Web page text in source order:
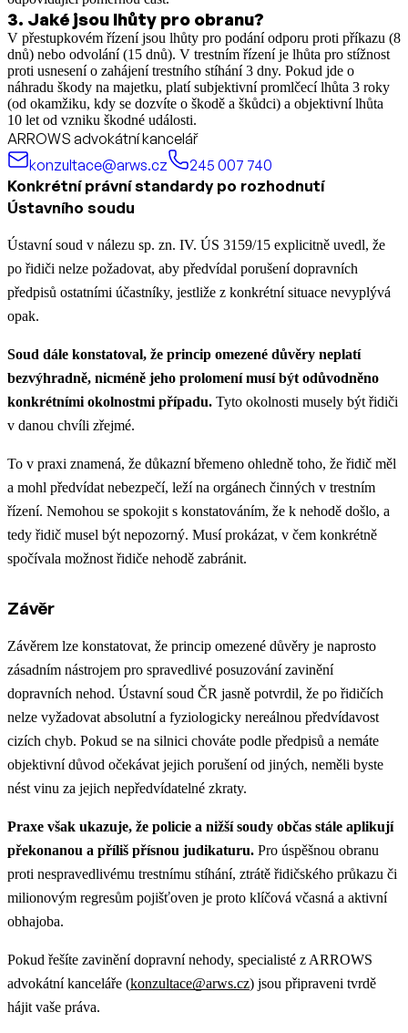
3. Jaké jsou lhůty pro obranu?
V přestupkovém řízení jsou lhůty pro podání odporu proti příkazu (8
dnů) nebo odvolání (15 dnů). V trestním řízení je lhůta pro stížnost
proti usnesení o zahájení trestního stíhání 3 dny. Pokud jde o
náhradu škody na majetku, platí subjektivní promlčecí lhůta 3 roky
(od okamžiku, kdy se dozvíte o škodě a škůdci) a objektivní lhůta
10 let od vzniku škodné události.
ARROWS advokátní kancelář
konzultace@arws.cz
245 007 740
Konkrétní právní standardy po rozhodnutí
Ústavního soudu
Ústavní soud v nálezu sp. zn. IV. ÚS 3159/15 explicitně uvedl, že
po řidiči nelze požadovat, aby předvídal porušení dopravních
předpisů ostatními účastníky, jestliže z konkrétní situace nevyplývá
opak.
Soud dále konstatoval, že princip omezené důvěry neplatí
bezvýhradně, nicméně jeho prolomení musí být odůvodněno
konkrétními okolnostmi případu. Tyto okolnosti musely být řidiči
v danou chvíli zřejmé.
To v praxi znamená, že důkazní břemeno ohledně toho, že řidič měl
a mohl předvídat nebezpečí, leží na orgánech činných v trestním
řízení. Nemohou se spokojit s konstatováním, že k nehodě došlo, a
tedy řidič musel být nepozorný. Musí prokázat, v čem konkrétně
spočívala možnost řidiče nehodě zabránit.
Závěr
Závěrem lze konstatovat, že princip omezené důvěry je naprosto
zásadním nástrojem pro spravedlivé posuzování zavinění
dopravních nehod. Ústavní soud ČR jasně potvrdil, že po řidičích
nelze vyžadovat absolutní a fyziologicky nereálnou předvídavost
cizích chyb. Pokud se na silnici chováte podle předpisů a nemáte
objektivní důvod očekávat jejich porušení od jiných, neměli byste
nést vinu za jejich nepředvídatelné zkraty.
Praxe však ukazuje, že policie a nižší soudy občas stále aplikují
překonanou a příliš přísnou judikaturu. Pro úspěšnou obranu
proti nespravedlivému trestnímu stíhání, ztrátě řidičského průkazu či
milionovým regresům pojišťoven je proto klíčová včasná a aktivní
obhajoba.
Pokud řešíte zavinění dopravní nehody, specialisté z ARROWS
advokátní kanceláře (konzultace@arws.cz) jsou připraveni tvrdě
hájit vaše práva.